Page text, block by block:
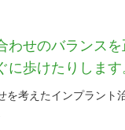
わせのバランス
に歩けたりします
を考えたインプラント